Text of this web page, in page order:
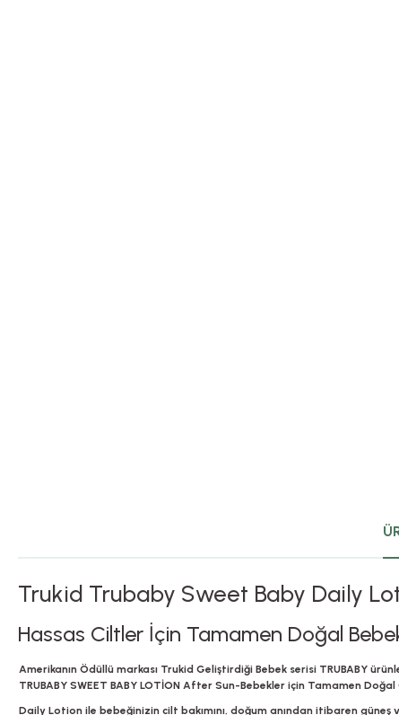
Trukid Trubaby Sweet Baby Daily
Hassas Ciltler İçin Tamamen Doğal
Amerikanın Ödüllü markası Trukid Geliştirdiği Bebek serisi TRUBABY
TRUBABY SWEET BABY LOTİON After Sun-Bebekler için Tamamen
Daily Lotion ile bebeğinizin cilt bakımını, doğum anından itibaren